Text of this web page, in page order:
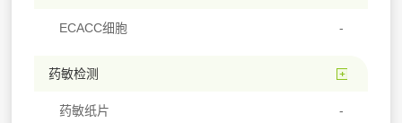
ECACC细胞
药敏检测
药敏纸片